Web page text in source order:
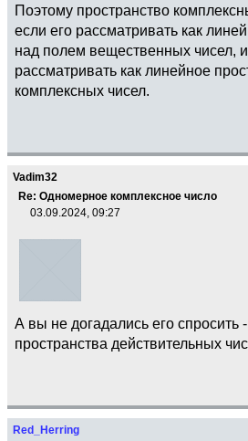
Поэтому пространство
если его рассматривать как
над полем вещественных чисел,
рассматривать как линейное
комплексных чисел.
Vadim32
Re: Одномерное комплексное число
03.09.2024, 09:27
А вы не догадались его спросить
пространства действительных
Red_Herring